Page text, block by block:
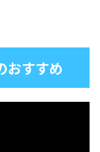
おすすめ